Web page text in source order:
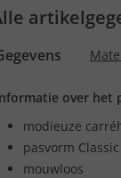
over het
modieuze
pasvorm
mouwloos